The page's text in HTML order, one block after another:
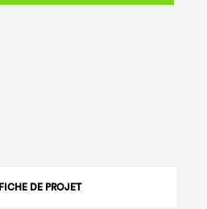
FICHE DE PROJET